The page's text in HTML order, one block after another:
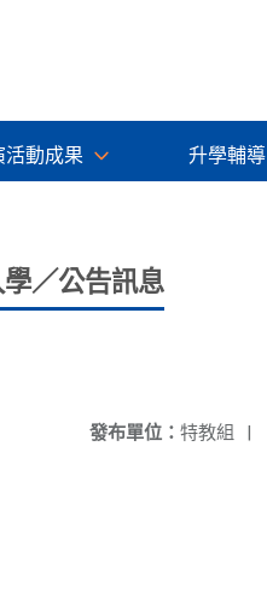
活動成果 升學輔導
／公告訊息
發布單位： 特教組 |